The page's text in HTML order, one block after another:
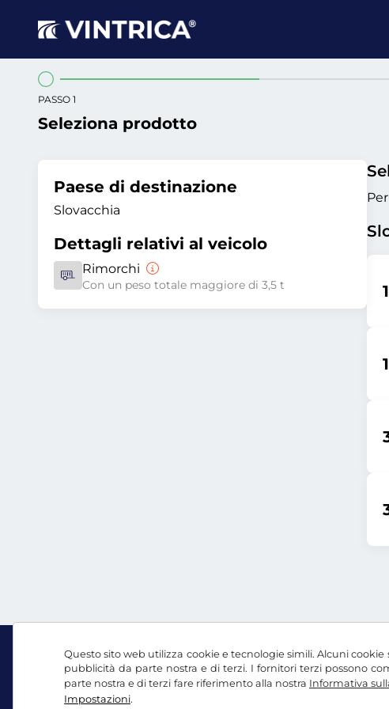
Questo sito web utilizza cookie e tecnologie simili. Alcuni
pubblicità da parte nostra e di terzi. I fornitori terzi possono
parte nostra e di terzi fare riferimento alla nostra Informativa
Impostazioni.
PASSO 1
Seleziona prodotto
Paese di destinazione
Slovacchia
Dettagli relativi al veicolo
Rimorchi
Con un peso totale maggiore di 3,5 t
Facebook